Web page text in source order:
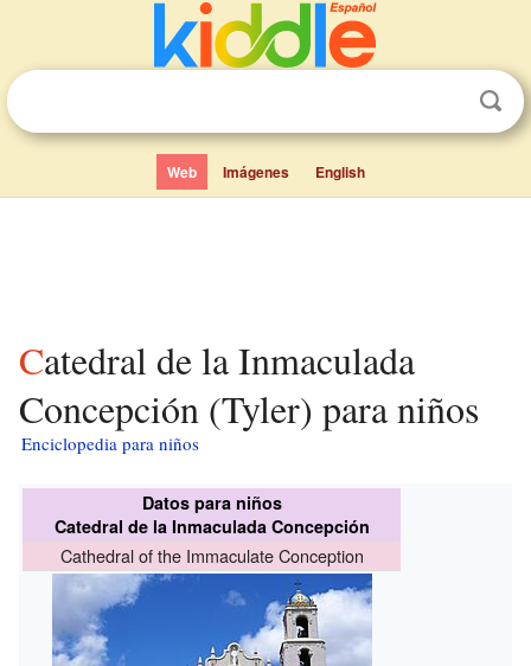
Web Imágenes English
Catedral de la Inmaculada
Concepción (Tyler) para niños
Enciclopedia para niños
Datos para niños
Catedral de la Inmaculada Concepción
Cathedral of the Immaculate Conception